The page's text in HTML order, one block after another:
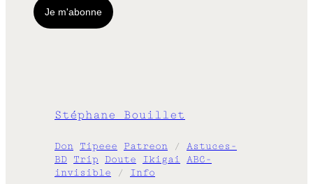
Stéphane Bouillet
Don Tipeee Patreon / Astuces-
BD Trip Doute Ikigai ABC-
invisible / Info